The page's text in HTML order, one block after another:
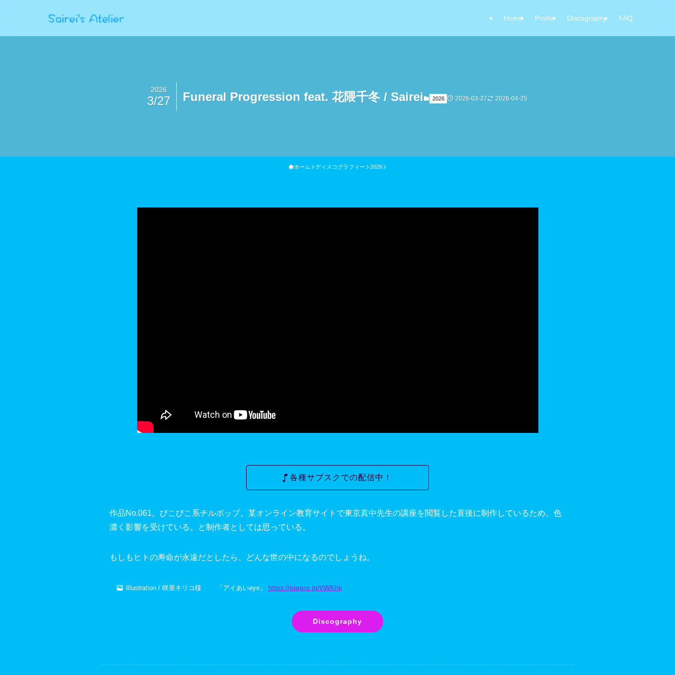
Home Profile Discography FAQ
Funeral Progression feat. 花隈千冬 / Sairei
2026
3/27 2026 2026-03-27 2026-04-25
ホーム ディスコグラフィー 2026
各種サブスクでの配信中！
作品No.061。ぴこぴこ系チルポップ。某オンライン教育サイトで東京真中先生の講座を閲覧した直後に制作しているため、色
濃く影響を受けている。と制作者としては思っている。
もしもヒトの寿命が永遠だとしたら、どんな世の中になるのでしょうね。
Illustration / 咲里キリコ様 「アイあいeye」 https://piapro.jp/t/WKhk
Discography